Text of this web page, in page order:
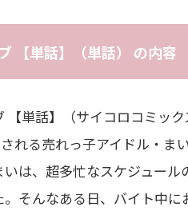
【単話】（単話） の内容
【単話】（サイコロコミッ
れる売れっ子アイドル・ま
は、超多忙なスケジュー
そんなある日、バイト中